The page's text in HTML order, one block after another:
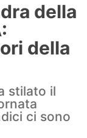
della
della
stilato il
ci sono